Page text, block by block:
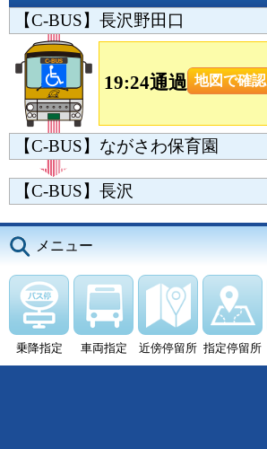
【C-BUS】長沢野田口
19:24通過 地図で確認
【C-BUS】ながさわ保育園
【C-BUS】長沢
メニュー
乗降指定 車両指定 近傍停留所 指定停留所